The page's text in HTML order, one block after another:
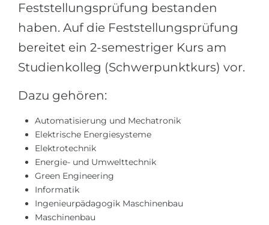
100%
Unsere Studierenden werden
Aserbaidschan
Armenien
Belarus
Anderes Land
BERATUNG BUCHEN
Feststellungsprüfung bestanden
haben. Auf die Feststellungsprüfung
bereitet ein 2-semestriger Kurs am
Studienkolleg (Schwerpunktkurs) vor.
Dazu gehören:
Automatisierung und Mechatronik
Elektrische Energiesysteme
Elektrotechnik
Energie- und Umwelttechnik
Green Engineering
Informatik
Ingenieurpädagogik Maschinenbau
Maschinenbau